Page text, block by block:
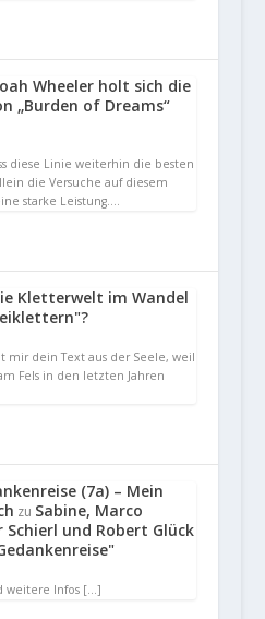
Wheeler holt sich die
„Burden of Dreams“
diese Linie weiterhin die besten
die Versuche auf diesem
starke Leistung.…
Kletterwelt im Wandel
mir dein Text aus der Seele, weil
Fels in den letzten Jahren
(7a) – Mein
zu Sabine, Marco
Schierl und Robert Glück
weitere Infos […]